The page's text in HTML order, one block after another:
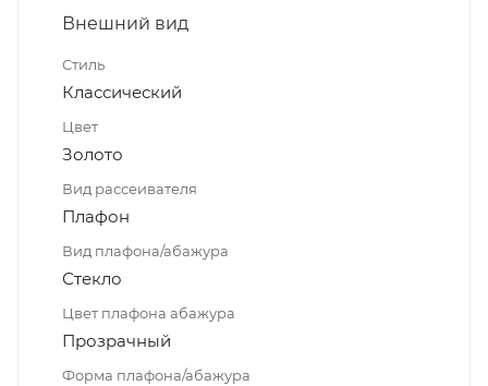
Внешний вид
Стиль
Классический
Цвет
Золото
Вид рассеивателя
Плафон
Вид плафона/абажура
Стекло
Цвет плафона абажура
Прозрачный
Форма плафона/абажура